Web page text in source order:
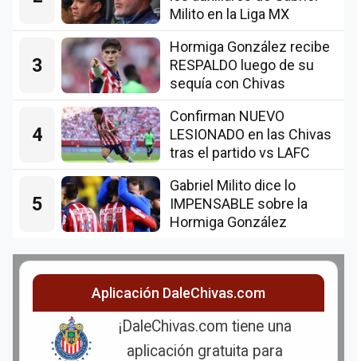
Milito en la Liga MX
3
Hormiga González recibe
RESPALDO luego de su
sequía con Chivas
4
Confirman NUEVO
LESIONADO en las Chivas
tras el partido vs LAFC
5
Gabriel Milito dice lo
IMPENSABLE sobre la
Hormiga González
Aplicación DaleChivas.com
¡DaleChivas.com tiene una
aplicación gratuita para